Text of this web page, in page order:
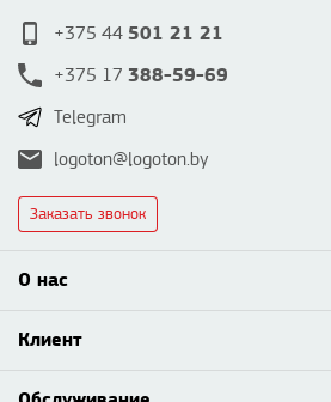
+375 44 501 21 21
+375 17 388-59-69
Telegram
logoton@logoton.by
Заказать звонок
О нас
Клиент